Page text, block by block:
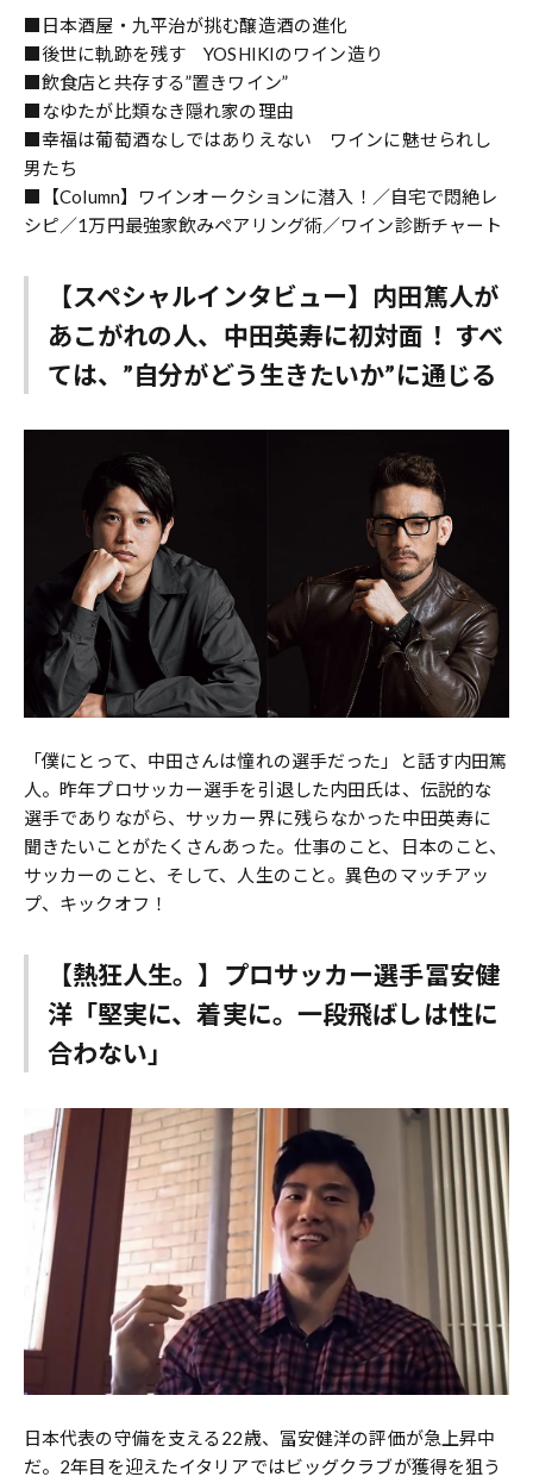
■日本酒屋・九平治が挑む醸造酒の進化
■後世に軌跡を残す YOSHIKIのワイン造り
■飲食店と共存する”置きワイン”
■なゆたが比類なき隠れ家の理由
■幸福は葡萄酒なしではありえない ワインに魅せられし
男たち
■【Column】ワインオークションに潜入！／自宅で悶絶レ
シピ／1万円最強家飲みペアリング術／ワイン診断チャート
【スペシャルインタビュー】内田篤人が
あこがれの人、中田英寿に初対面！ すべ
ては、”自分がどう生きたいか”に通じる
「僕にとって、中田さんは憧れの選手だった」と話す内田篤
人。昨年プロサッカー選手を引退した内田氏は、伝説的な
選手でありながら、サッカー界に残らなかった中田英寿に
聞きたいことがたくさんあった。仕事のこと、日本のこと、
サッカーのこと、そして、人生のこと。異色のマッチアッ
プ、キックオフ！
【熱狂人生。】プロサッカー選手冨安健
洋「堅実に、着実に。一段飛ばしは性に
合わない」
日本代表の守備を支える22歳、冨安健洋の評価が急上昇中
だ。2年目を迎えたイタリアではビッグクラブが獲得を狙う